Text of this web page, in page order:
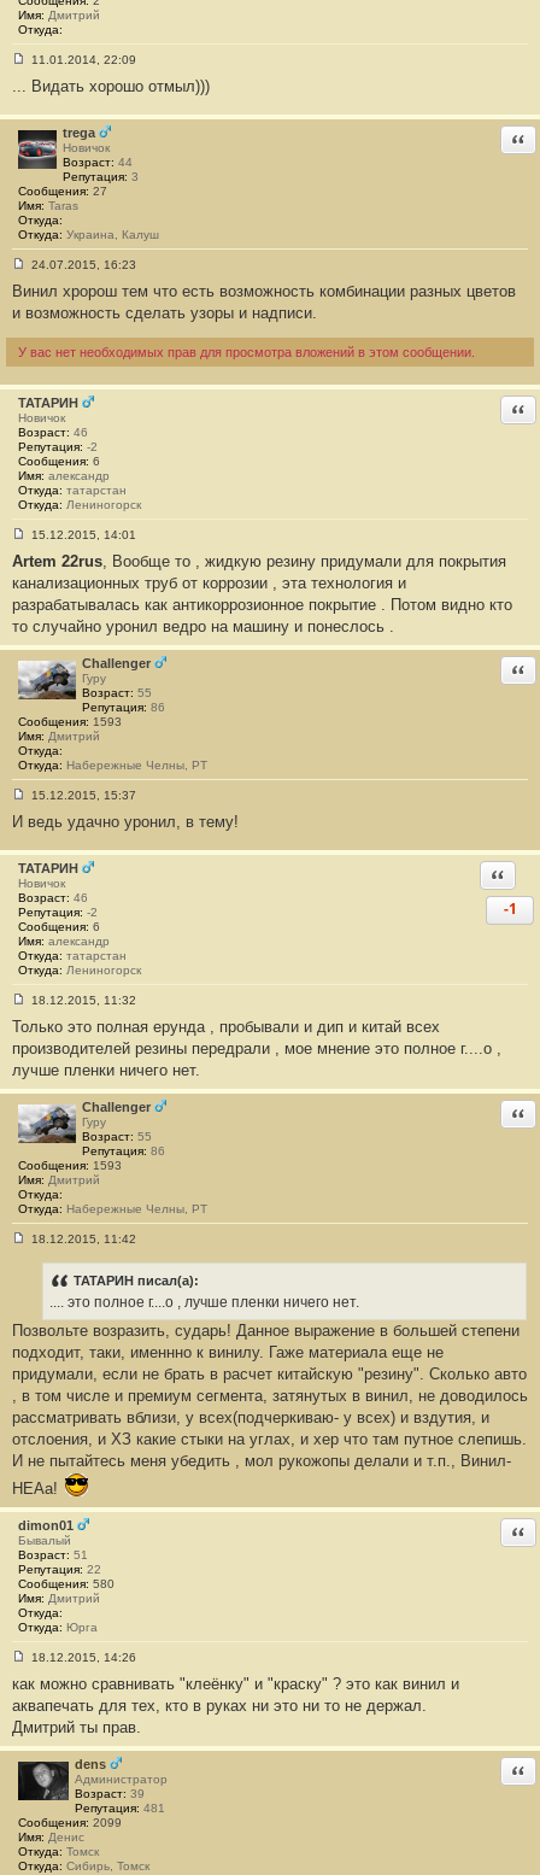
Имя: Дмитрий
Откуда:
б
щ
е
н
и
е
#
1
0
11.01.2014, 22:09
... Видать хорошо отмыл)))
trega
Новичок
Возраст: 44
Репутация: 3
Сообщения: 27
Имя: Taras
Откуда:
Откуда: Украина, Калуш
о
б
е
е
#
1
1
24.07.2015, 16:23
Винил хророш тем что есть возможность комбинации разных цветов
и возможность сделать узоры и надписи.
У вас нет необходимых прав для просмотра вложений в этом сообщении.
ТАТАРИН
Новичок
Возраст: 46
Репутация: -2
Сообщения: 6
Имя: александр
Откуда: татарстан
Откуда: Лениногорск
о
б
щ
н
и
е
#
1
15.12.2015, 14:01
Artem 22rus , Вообще то , жидкую резину придумали для покрытия
канализационных труб от коррозии , эта технология и
разрабатывалась как антикоррозионное покрытие . Потом видно кто
то случайно уронил ведро на машину и понеслось .
Challenger
Гуру
Возраст: 55
Репутация: 86
Сообщения: 1593
Имя: Дмитрий
Откуда:
Откуда: Набережные Челны, РТ
о
б
щ
е
е
#
1
3
15.12.2015, 15:37
И ведь удачно уронил, в тему!
ТАТАРИН
Новичок
Возраст: 46
Репутация: -2
Сообщения: 6
Имя: александр
Откуда: татарстан
Откуда: Лениногорск
-1
о
б
щ
н
и
е
#
4
18.12.2015, 11:32
Только это полная ерунда , пробывали и дип и китай всех
производителей резины передрали , мое мнение это полное г....о ,
лучше пленки ничего нет.
Challenger
Гуру
Возраст: 55
Репутация: 86
Сообщения: 1593
Имя: Дмитрий
Откуда:
Откуда: Набережные Челны, РТ
н
и
е
#
1
18.12.2015, 11:42
ТАТАРИН писал(а):
.... это полное г....о , лучше пленки ничего нет.
Позвольте возразить, сударь! Данное выражение в большей степени
подходит, таки, именнно к винилу. Гаже материала еще не
придумали, если не брать в расчет китайскую "резину". Сколько авто
, в том числе и премиум сегмента, затянутых в винил, не доводилось
рассматривать вблизи, у всех(подчеркиваю- у всех) и вздутия, и
отслоения, и ХЗ какие стыки на углах, и хер что там путное слепишь.
И не пытайтесь меня убедить , мол рукожопы делали и т.п., Винил-
НЕАа!
dimon01
Бывалый
Возраст: 51
Репутация: 22
Сообщения: 580
Имя: Дмитрий
Откуда:
Откуда: Юрга
о
б
щ
н
#
6
18.12.2015, 14:26
как можно сравнивать "клеёнку" и "краску" ? это как винил и
аквапечать для тех, кто в руках ни это ни то не держал.
Дмитрий ты прав.
dens
Администратор
Возраст: 39
Репутация: 481
Сообщения: 2099
Имя: Денис
Откуда: Томск
Откуда: Сибирь, Томск